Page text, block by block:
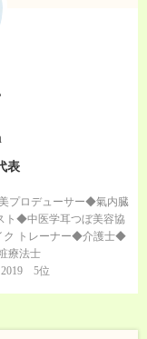
表
プロデューサー◆氣内臓
ト◆中医学耳つぼ美容協
ク トレーナー◆介護士◆
療法士
2019 5位